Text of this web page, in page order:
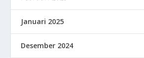
Januari 2025
Desember 2024